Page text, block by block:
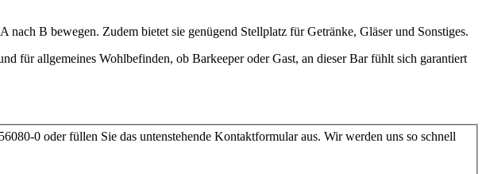
B bewegen. Zudem bietet sie genügend Stellplatz für Getränke, Gläser und Sonstiges.
für allgemeines Wohlbefinden, ob Barkeeper oder Gast, an dieser Bar fühlt sich garantiert
0 oder füllen Sie das untenstehende Kontaktformular aus. Wir werden uns so schnell